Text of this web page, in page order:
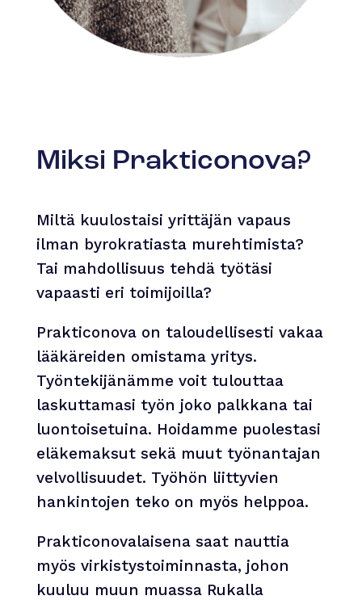
Miksi Prakticonova?
Miltä kuulostaisi yrittäjän vapaus
ilman byrokratiasta murehtimista?
Tai mahdollisuus tehdä työtäsi
vapaasti eri toimijoilla?
Prakticonova on taloudellisesti vakaa
lääkäreiden omistama yritys.
Työntekijänämme voit tulouttaa
laskuttamasi työn joko palkkana tai
luontoisetuina. Hoidamme puolestasi
eläkemaksut sekä muut työnantajan
velvollisuudet. Työhön liittyvien
hankintojen teko on myös helppoa.
Prakticonovalaisena saat nauttia
myös virkistystoiminnasta, johon
kuuluu muun muassa Rukalla